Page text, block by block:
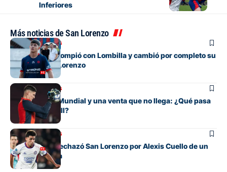
Inferiores
Más noticias de San Lorenzo
Mercado de pases
El juvenil que rompió con Lombilla y cambió por completo su
futuro en San Lorenzo
Mercado de pases
Entre su gran Mundial y una venta que no llega: ¿Qué pasa
con Orlando Gill?
Mercado de pases
La oferta que rechazó San Lorenzo por Alexis Cuello de un
club de España